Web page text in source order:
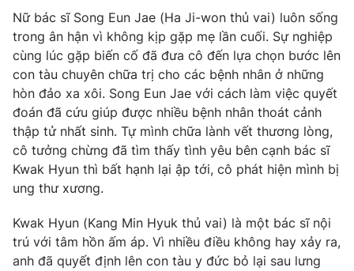
Giải sao mai
Làm đẹp
Chất lượng cuộc sống
Tuyển sinh
Học trực tuyến
Công nghệ
Hitech Công nghệ tương lai
Sản phẩm
Thị trường
Tư vấn
Giao lưu trực tuyến
Lịch phát sóng
Chuyên mục khác
Emagazine Podcast
Photo Infographic
Nữ bác sĩ Song Eun Jae (Ha Ji-won thủ vai) luôn sống
trong ân hận vì không kịp gặp mẹ lần cuối. Sự nghiệp
cùng lúc gặp biến cố đã đưa cô đến lựa chọn bước lên
con tàu chuyên chữa trị cho các bệnh nhân ở những
hòn đảo xa xôi. Song Eun Jae với cách làm việc quyết
đoán đã cứu giúp được nhiều bệnh nhân thoát cảnh
thập tử nhất sinh. Tự mình chữa lành vết thương lòng,
cô tưởng chừng đã tìm thấy tình yêu bên cạnh bác sĩ
Kwak Hyun thì bất hạnh lại ập tới, cô phát hiện mình bị
ung thư xương.
Kwak Hyun (Kang Min Hyuk thủ vai) là một bác sĩ nội
trú với tâm hồn ấm áp. Vì nhiều điều không hay xảy ra,
anh đã quyết định lên con tàu y đức bỏ lại sau lưng